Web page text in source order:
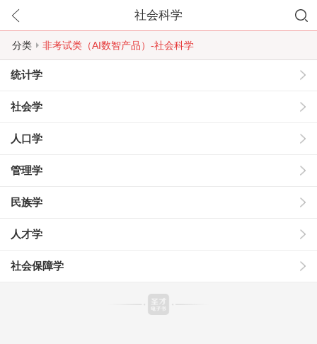
社会科学
分类 非考试类（AI数智产品）-社会科学
统计学
社会学
人口学
管理学
民族学
人才学
社会保障学